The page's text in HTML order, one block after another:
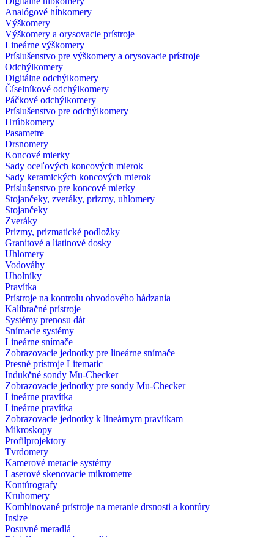
Analógové hĺbkomery
Výškomery
Výškomery a orysovacie prístroje
Lineárne výškomery
Príslušenstvo pre výškomery a orysovacie prístroje
Odchýlkomery
Digitálne odchýlkomery
Číselníkové odchýlkomery
Páčkové odchýlkomery
Príslušenstvo pre odchýlkomery
Hrúbkomery
Pasametre
Drsnomery
Koncové mierky
Sady oceľových koncových mierok
Sady keramických koncových mierok
Príslušenstvo pre koncové mierky
Stojančeky, zveráky, prizmy, uhlomery
Stojančeky
Zveráky
Prizmy, prizmatické podložky
Granitové a liatinové dosky
Uhlomery
Vodováhy
Uholníky
Pravítka
Prístroje na kontrolu obvodového hádzania
Kalibračné prístroje
Systémy prenosu dát
Snímacie systémy
Lineárne snímače
Zobrazovacie jednotky pre lineárne snímače
Presné prístroje Litematic
Indukčné sondy Mu-Checker
Zobrazovacie jednotky pre sondy Mu-Checker
Lineárne pravítka
Lineárne pravítka
Zobrazovacie jednotky k lineárnym pravítkam
Mikroskopy
Profilprojektory
Tvrdomery
Kamerové meracie systémy
Laserové skenovacie mikrometre
Kontúrografy
Kruhomery
Kombinované prístroje na meranie drsnosti a kontúry
Insize
Posuvné meradlá